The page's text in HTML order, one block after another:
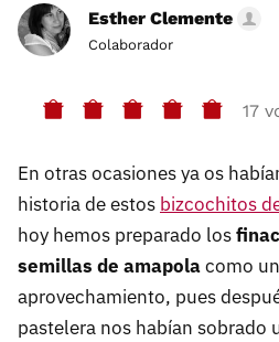
Esther Clemente
Colaborador
17
En otras ocasiones ya os
historia de estos bizcochitos
hoy hemos preparado los
semillas de amapolacomo
aprovechamiento, pues
pastelera nos habían sobrado